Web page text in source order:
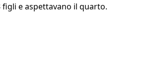
figli e aspettavano il quarto.